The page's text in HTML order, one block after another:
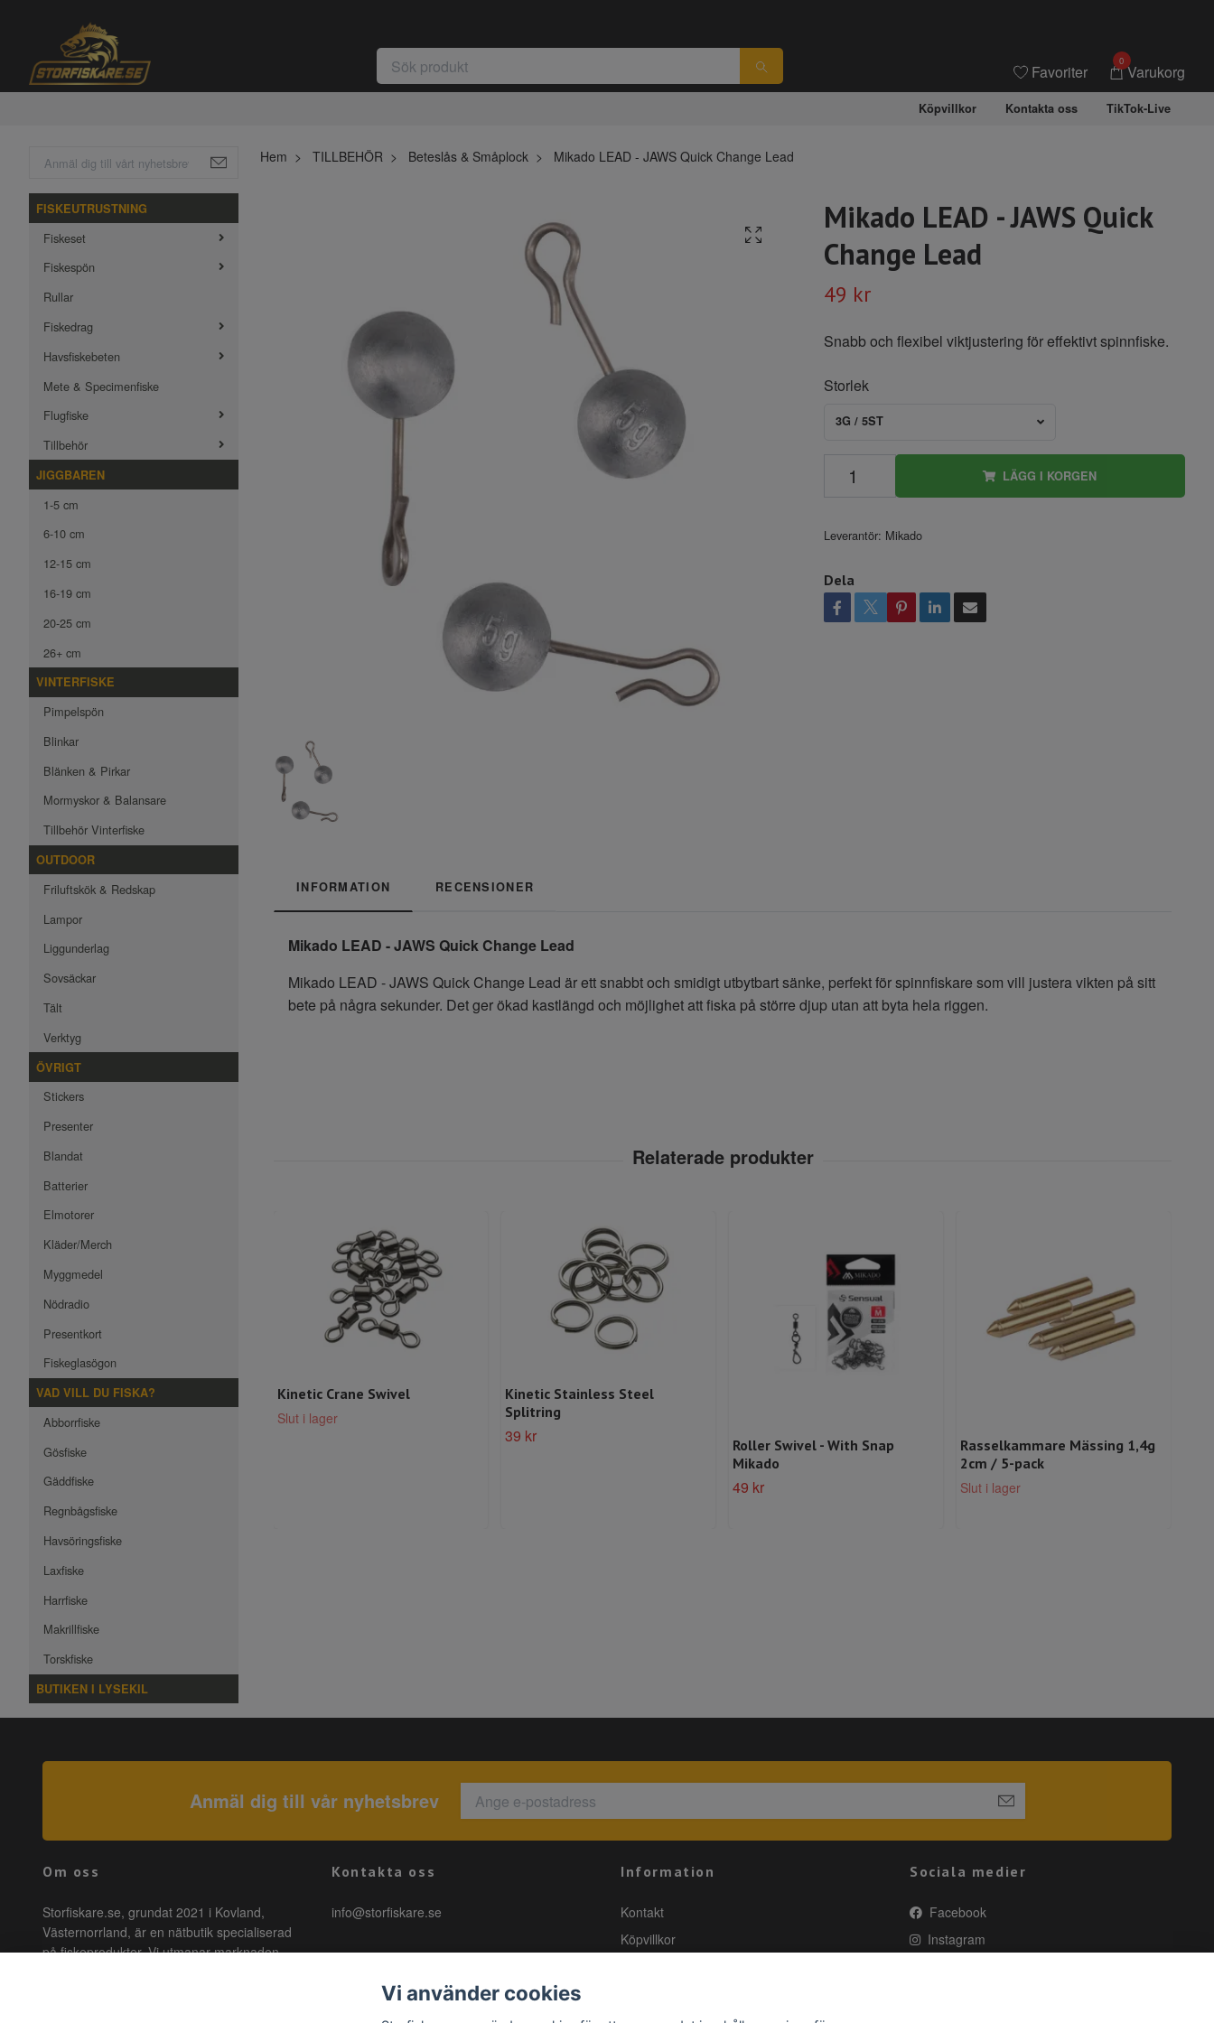
Favoriter
0
Varukorg
Köpvillkor Kontakta oss TikTok-Live
FISKEUTRUSTNING
Fiskeset
Fiskespön
Rullar
Fiskedrag
Havsfiskebeten
Mete & Specimenfiske
Flugfiske
Tillbehör
JIGGBAREN
1-5 cm
6-10 cm
12-15 cm
16-19 cm
20-25 cm
26+ cm
VINTERFISKE
Pimpelspön
Blinkar
Blänken & Pirkar
Mormyskor & Balansare
Tillbehör Vinterfiske
OUTDOOR
Friluftskök & Redskap
Lampor
Liggunderlag
Sovsäckar
Tält
Verktyg
ÖVRIGT
Stickers
Presenter
Blandat
Batterier
Elmotorer
Kläder/Merch
Myggmedel
Nödradio
Presentkort
Fiskeglasögon
VAD VILL DU FISKA?
Abborrfiske
Gösfiske
Gäddfiske
Regnbågsfiske
Havsöringsfiske
Laxfiske
Harrfiske
Makrillfiske
Torskfiske
BUTIKEN I LYSEKIL
Hem TILLBEHÖR Beteslås & Småplock Mikado LEAD - JAWS Quick Change Lead
Mikado LEAD - JAWS Quick
Change Lead
49 kr
Snabb och flexibel viktjustering för effektivt spinnfiske.
Storlek
3G / 5ST
LÄGG I KORGEN
Leverantör: Mikado
Dela
INFORMATION RECENSIONER
Mikado LEAD - JAWS Quick Change Lead
Mikado LEAD - JAWS Quick Change Lead är ett snabbt och smidigt utbytbart sänke, perfekt för spinnfiskare som vill justera vikten på sitt
bete på några sekunder. Det ger ökad kastlängd och möjlighet att fiska på större djup utan att byta hela riggen.
Kinetic Crane Swivel
Slut i lager
Kinetic Stainless Steel
Splitring
39 kr
Roller Swivel - With Snap
Mikado
49 kr
Rasselkammare Mässing 1,4g
2cm / 5-pack
Slut i lager
Anmäl dig till vår nyhetsbrev
Om oss
Storfiskare.se, grundat 2021 i Kovland,
Västernorrland, är en nätbutik specialiserad
på fiskeprodukter. Vi utmanar marknaden
Kontakta oss
info@storfiskare.se
Information
Kontakt
Köpvillkor
Sociala medier
Facebook
Instagram
Vi använder cookies